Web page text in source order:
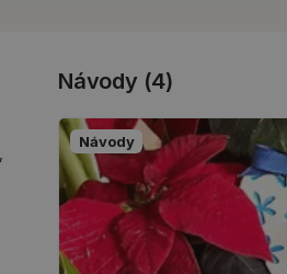
Návody (4)
Návody